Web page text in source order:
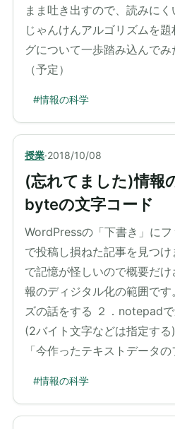
まま吐き出すので、読みにく
じゃんけんアルゴリズムを
グについて一歩踏み込んでみ
（予定）
#情報の科学
授業·2018/10/08
(忘れてました)情報
byteの文字コード
WordPressの「下書き」に
で投稿し損ねた記事を見つ
で記憶が怪しいので概要だ
報のディジタル化の範囲で
ズの話をする ２．notepad
(2バイト文字などは指定する
「今作ったテキストデータの
#情報の科学